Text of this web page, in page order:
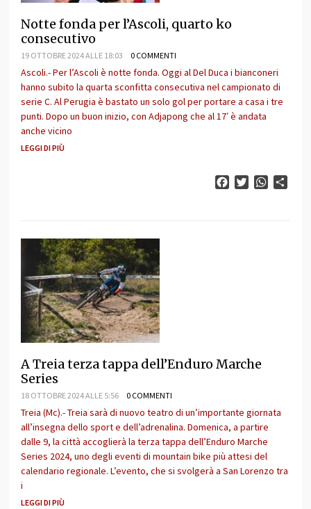
Notte fonda per l’Ascoli, quarto ko
consecutivo
19 OTTOBRE 2024 ALLE 18:03 0 COMMENTI
Ascoli.- Per l’Ascoli è notte fonda. Oggi al Del Duca i bianconeri
hanno subito la quarta sconfitta consecutiva nel campionato di
serie C. Al Perugia è bastato un solo gol per portare a casa i tre
punti. Dopo un buon inizio, con Adjapong che al 17′ è andata
anche vicino
LEGGI DI PIÙ
FacebookTwitter
A Treia terza tappa dell’Enduro Marche
Series
18 OTTOBRE 2024 ALLE 5:56 0 COMMENTI
Treia (Mc).- Treia sarà di nuovo teatro di un’importante giornata
all’insegna dello sport e dell’adrenalina. Domenica, a partire
dalle 9, la città accoglierà la terza tappa dell’Enduro Marche
Series 2024, uno degli eventi di mountain bike più attesi del
calendario regionale. L’evento, che si svolgerà a San Lorenzo tra
i
LEGGI DI PIÙ